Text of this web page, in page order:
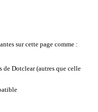
sur cette page comme :
Dotclear (autres que celle